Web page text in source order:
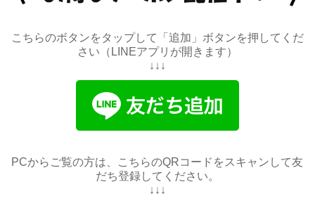
こちらのボタンをタップして「追加」ボタンを押してくだ
さい（LINEアプリが開きます）
↓↓↓
PCからご覧の方は、こちらのQRコードをスキャンして友
だち登録してください。
↓↓↓